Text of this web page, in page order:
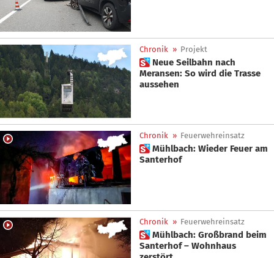
Chronik » Projekt
 Neue Seilbahn nach
Meransen: So wird die Trasse
aussehen
Chronik » Feuerwehreinsatz
 Mühlbach: Wieder Feuer am
Santerhof
Chronik » Feuerwehreinsatz
 Mühlbach: Großbrand beim
Santerhof – Wohnhaus